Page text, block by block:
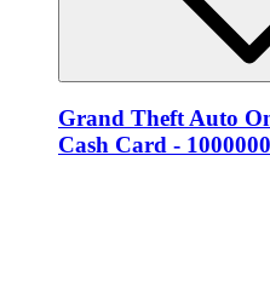
Grand Theft Auto
Cash Card -